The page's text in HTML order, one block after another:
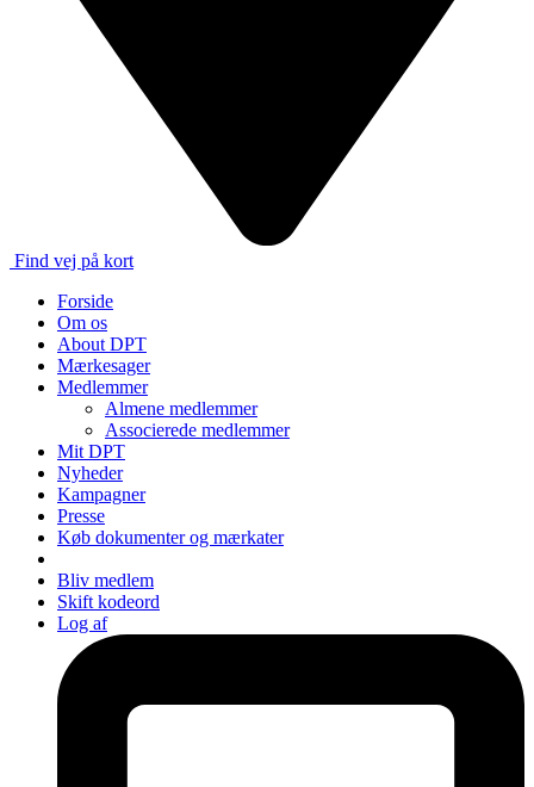
Find vej på kort
Forside
Om os
About DPT
Mærkesager
Medlemmer
Almene medlemmer
Associerede medlemmer
Mit DPT
Nyheder
Kampagner
Presse
Køb dokumenter og mærkater
Bliv medlem
Skift kodeord
Log af